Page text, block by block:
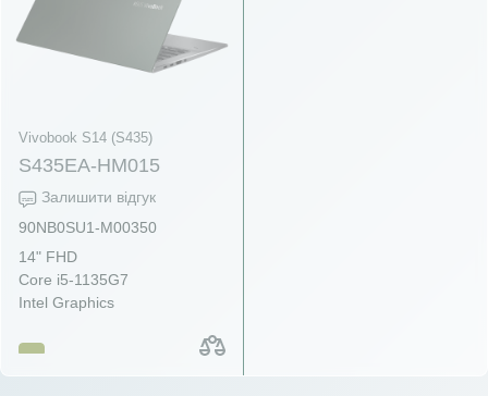
Vivobook S14 (S435)
S435EA-HM015
Залишити відгук
90NB0SU1-M00350
14" FHD
Core i5-1135G7
Intel Graphics